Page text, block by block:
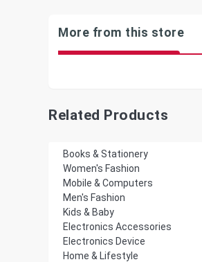
More from this store
Related Products
Books & Stationery
Women's Fashion
Mobile & Computers
Men's Fashion
Kids & Baby
Electronics Accessories
Electronics Device
Home & Lifestyle